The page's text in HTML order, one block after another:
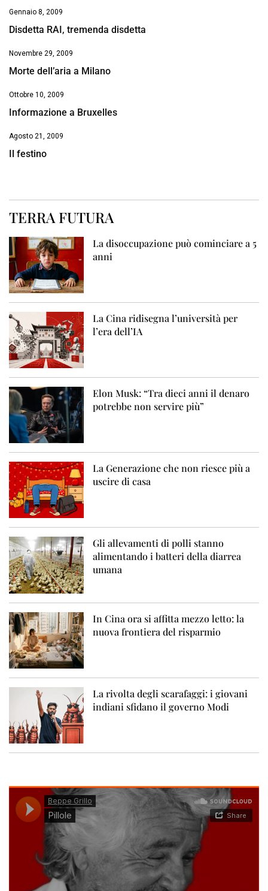
Gennaio 8, 2009
Disdetta RAI, tremenda disdetta
Novembre 29, 2009
Morte dell’aria a Milano
Ottobre 10, 2009
Informazione a Bruxelles
Agosto 21, 2009
Il festino
TERRA FUTURA
La disoccupazione può cominciare a 5
anni
La Cina ridisegna l’università per
l’era dell’IA
Elon Musk: “Tra dieci anni il denaro
potrebbe non servire più”
La Generazione che non riesce più a
uscire di casa
Gli allevamenti di polli stanno
alimentando i batteri della diarrea
umana
In Cina ora si affitta mezzo letto: la
nuova frontiera del risparmio
La rivolta degli scarafaggi: i giovani
indiani sfidano il governo Modi